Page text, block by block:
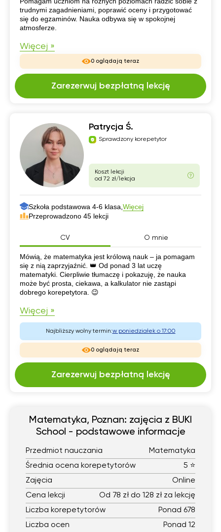
trudnymi zagadnieniami, poprawić oceny i przygotować
się do egzaminów. Nauka odbywa się w spokojnej
atmosferze.
Więcej »
0 oglądają teraz
Zarezerwuj bezpłatną lekcję
Patrycja Ś.
Sprawdzony korepetytor
Koszt lekcji
od 72 zł/lekcja
Szkoła podstawowa 4-6 klasa, Więcej
Przeprowadzono 45 lekcji
CV O mnie
CV
Mówią, że matematyka jest królową nauk – ja pomagam
się z nią zaprzyjaźnić. 👑 Od ponad 3 lat uczę
matematyki. Cierpliwie tłumaczę i pokazuję, że nauka
może być prosta, ciekawa, a kalkulator nie zastąpi
dobrego korepetytora. 😉
Więcej »
Najbliższy wolny termin:w poniedziałek o 17:00
0 oglądają teraz
Zarezerwuj bezpłatną lekcję
Matematyka, Poznan: zajęcia z BUKI
School - podstawowe informacje
Przedmiot nauczania
Matematyka
Średnia ocena korepetytorów
5 ⭐
Zajęcia
Online
Cena lekcji
Od 78 zł do 128 zł za lekcję
Liczba korepetytorów
Ponad 678
Liczba ocen
Ponad 12